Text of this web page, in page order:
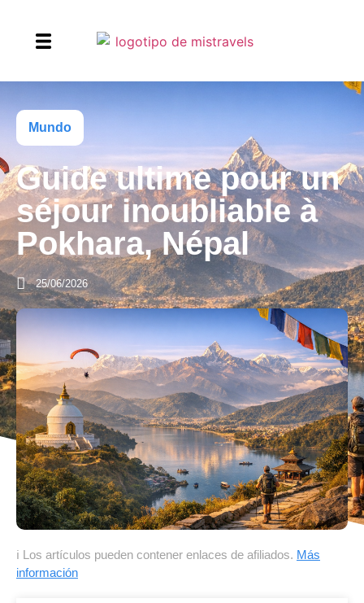
Mundo
Guide ultime pour un
séjour inoubliable à
Pokhara, Népal
25/06/2026
ℹ Los artículos pueden contener enlaces de afiliados. Más
información